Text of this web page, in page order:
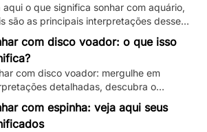
aqui o que significa sonhar com aquário,
são as principais interpretações desse
e muito mais. Clique e fique por dentro.
com disco voador: o que isso
com disco voador: mergulhe em
detalhadas, descubra o
espiritual e psicológico e todas as
com espinha: veja aqui seus